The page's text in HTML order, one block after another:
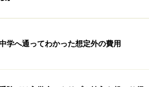
守られ、すべての子どもが能力を最
を実現する。
学へ通ってわかった想定外の費用